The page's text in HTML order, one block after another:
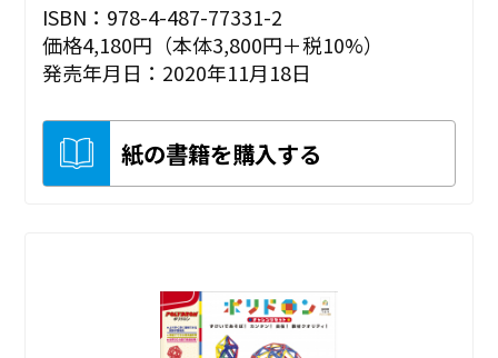
ISBN：978-4-487-77331-2
価格4,180円（本体3,800円＋税10%）
発売年月日：2020年11月18日
紙の書籍を購入する